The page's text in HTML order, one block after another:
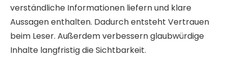
verständliche Informationen liefern und klare
Aussagen enthalten. Dadurch entsteht Vertrauen
beim Leser. Außerdem verbessern glaubwürdige
Inhalte langfristig die Sichtbarkeit.